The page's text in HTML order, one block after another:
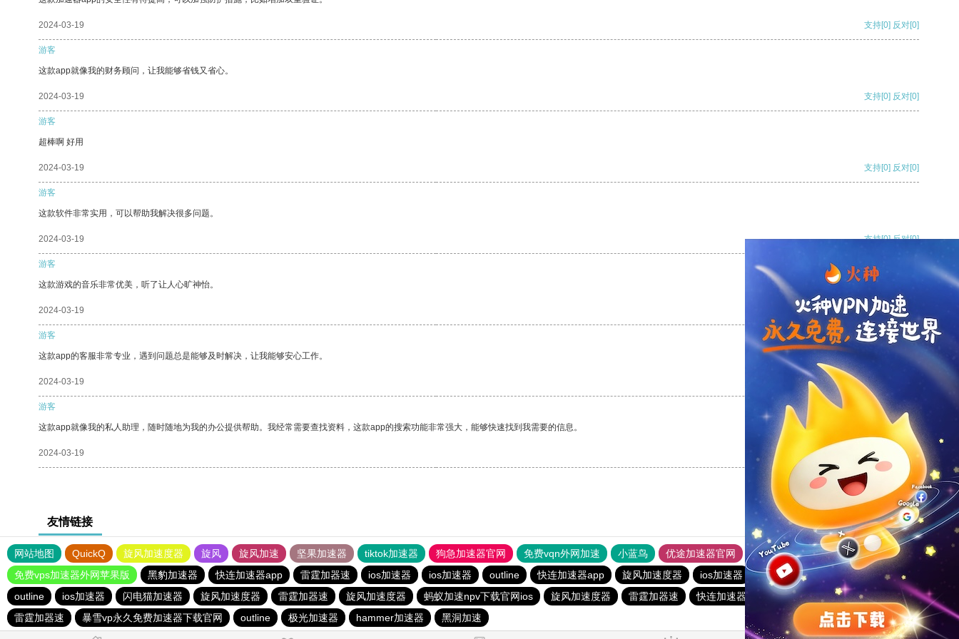
2024-03-19 支持[0] 反对[0]
游客
这款app就像我的财务顾问，让我能够省钱又省心。
2024-03-19 支持[0] 反对[0]
游客
超棒啊 好用
2024-03-19 支持[0] 反对[0]
游客
这款软件非常实用，可以帮助我解决很多问题。
2024-03-19 支持[0] 反对[0]
游客
这款游戏的音乐非常优美，听了让人心旷神怡。
2024-03-19 支持[0] 反对
游客
这款app的客服非常专业，遇到问题总是能够及时解决，让我能够安心工作。
2024-03-19 支持
游客
这款app就像我的私人助理，随时随地为我的办公提供帮助。我经常需要查找资料，这款app的搜索功能非常强大，能够快速找到我需要的信息。
2024-03-19 支持 反对 [0]
友情链接
网站地图 QuickQ 旋风加速度器 旋风 旋风加速 坚果加速器 tiktok加速器 狗急加速器官网 免费vqn外网加速 小蓝鸟 优途加速器官网 风驰加速器 旋风加速器
八戒看书
免费vps加速器外网苹果版
黑豹加速器 快连加速器app 雷霆加器速 ios加速器 ios加速器 outline 快连加速器app 旋风加速度器 ios加速器 一元机场 outline
快连加速器app
outline
ios加速器 闪电猫加速器 旋风加速度器 雷霆加器速 旋风加速度器 蚂蚁加速npv下载官网ios 旋风加速度器 雷霆加器速 快连加速器app
暴雪vp永久免费加速器下载官网
雷霆加器速
暴雪vp永久免费加速器下载官网 outline 极光加速器 hammer加速器 黑洞加速